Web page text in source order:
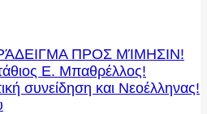
ΠΡΟΣ ΜΊΜΗΣΙΝ!
Ε. Μπαθρέλλος!
συνείδηση και Νεοέλληνας!